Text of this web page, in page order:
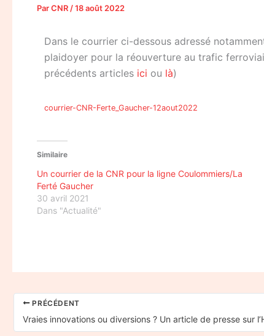
ParCNR /18 août 2022
Dans le courrier ci-dessous adressé
plaidoyer pour la réouverture au trafic
précédents articles ici ou là)
courrier-CNR-Ferte_Gaucher-12aout2022
Similaire
Un courrier de la CNR pour la ligne Coulommiers/La
Ferté Gaucher
30 avril 2021
Dans "Actualité"
PRÉCÉDENT
Vraies innovations ou diversions ? Un article de presse sur